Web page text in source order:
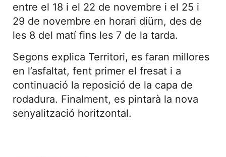
entre el 18 i el 22 de novembre i el 25 i
29 de novembre en horari diürn, des de
les 8 del matí fins les 7 de la tarda.
Segons explica Territori, es faran millores
en l’asfaltat, fent primer el fresat i a
continuació la reposició de la capa de
rodadura. Finalment, es pintarà la nova
senyalització horitzontal.